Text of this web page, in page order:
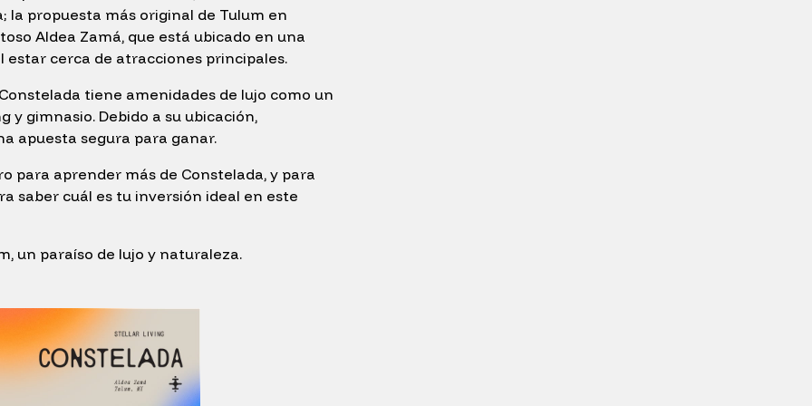
la propuesta más original de Tulum en
Aldea Zamá, que está ubicado en una
cerca de atracciones principales.
tiene amenidades de lujo como un
y gimnasio. Debido a su ubicación,
apuesta segura para ganar.
para aprender más de Constelada, y para
saber cuál es tu inversión ideal en este
un paraíso de lujo y naturaleza.